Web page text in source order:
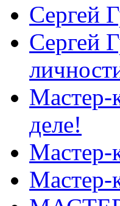
Сергей
Сергей
Мастер-
деле!
Мастер-
Мастер-